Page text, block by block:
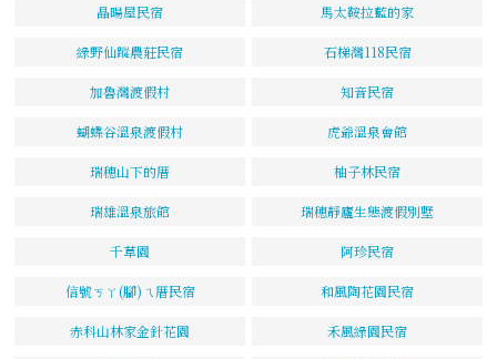
晶暘屋民宿 馬太鞍拉藍的家
綠野仙蹤農莊民宿 石梯灣118民宿
加魯灣渡假村 知音民宿
蝴蝶谷溫泉渡假村 虎爺溫泉會館
瑞穗山下的厝 柚子林民宿
瑞雄溫泉旅館 瑞穗靜廬生態渡假別墅
千草園 阿珍民宿
信號ㄎㄚ(腳)ㄟ厝民宿 和風陶花園民宿
赤科山林家金針花園 禾風綠園民宿